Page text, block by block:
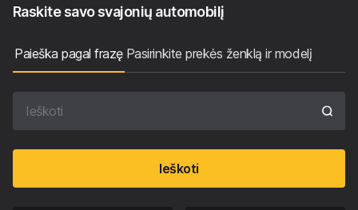
Raskite savo svajonių automobilį
Paieška pagal frazę Pasirinkite prekės ženklą ir modelį
Ieškoti